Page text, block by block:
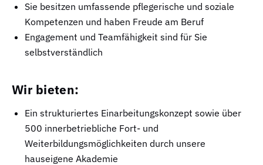
Sie besitzen umfassende pflegerische und soziale
Kompetenzen und haben Freude am Beruf
Engagement und Teamfähigkeit sind für Sie
selbstverständlich
Wir bieten:
Ein strukturiertes Einarbeitungskonzept sowie über
500 innerbetriebliche Fort- und
Weiterbildungsmöglichkeiten durch unsere
hauseigene Akademie